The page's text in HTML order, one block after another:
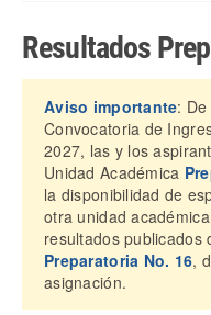
Resultados
Aviso importante:
Convocatoria de
2027, las y los
Unidad Académica
la disponibilidad de
otra unidad
resultados publicados
Preparatoria No. 16,
asignación.